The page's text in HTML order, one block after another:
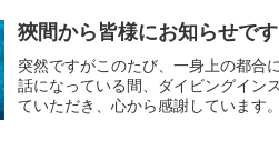
狹間から皆様にお知らせです
突然ですがこのたび、一身上の都合
話になっている間、ダイビングイン
ていただき、心から感謝しています